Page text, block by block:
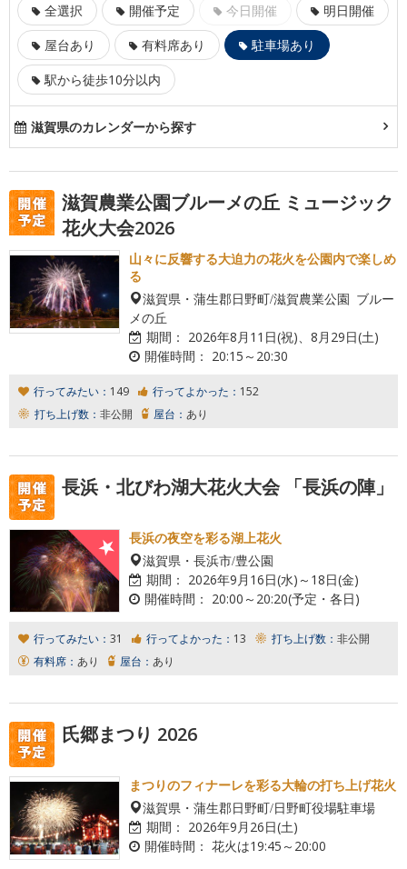
全選択 開催予定 今日開催
明日開催
屋台あり
有料席あり
駐車場あり
駅から徒歩10分以内
滋賀県のカレンダーから探す
滋賀農業公園ブルーメの丘 ミュージック
花火大会2026
山々に反響する大迫力の花火を公園内で楽しめ
る
滋賀県・蒲生郡日野町/滋賀農業公園 ブルー
メの丘
期間： 2026年8月11日(祝)、8月29日(土)
開催時間： 20:15～20:30
行ってみたい： 149 行ってよかった： 152
打ち上げ数： 非公開 屋台： あり
長浜・北びわ湖大花火大会 「長浜の陣」
長浜の夜空を彩る湖上花火
滋賀県・長浜市/豊公園
期間： 2026年9月16日(水)～18日(金)
開催時間： 20:00～20:20(予定・各日)
行ってみたい： 31 行ってよかった： 13 打ち上げ数： 非公開
有料席： あり 屋台： あり
氏郷まつり 2026
まつりのフィナーレを彩る大輪の打ち上げ花火
滋賀県・蒲生郡日野町/日野町役場駐車場
期間： 2026年9月26日(土)
開催時間： 花火は19:45～20:00